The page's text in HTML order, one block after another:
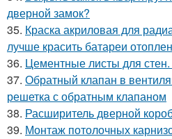
дверной замок?
35. Краска акриловая для
лучше красить батареи
36. Цементные листы для
37. Обратный клапан в
решетка с обратным клапаном
38. Расширитель дверной
39. Монтаж потолочных